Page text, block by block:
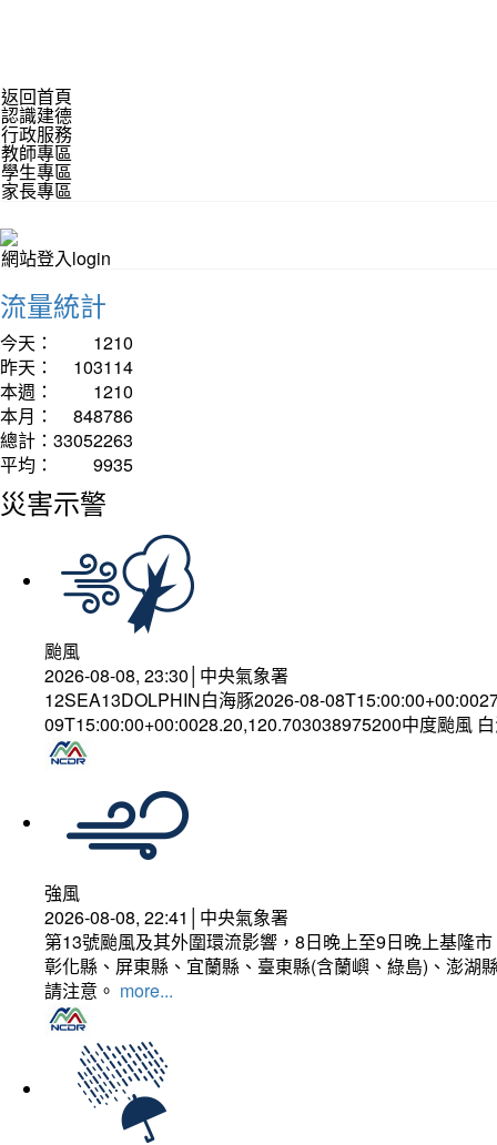
返回首頁
認識建德
行政服務
教師專區
學生專區
家長專區
網站登入login
流量統計
今天：
1210
昨天：
103114
本週：
1210
本月：
848786
總計： 33052263
平均：
9935
災害示警
颱風
2026-08-08, 23:30│中央氣象署
12SEA13DOLPHIN白海豚2026-08-
09T15:00:00+00:0028.20,120.703038975200中度颱風
強風
2026-08-08, 22:41│中央氣象署
第13號颱風及其外圍環流影響，8日晚上至9日晚上基隆
彰化縣、屏東縣、宜蘭縣、臺東縣(含蘭嶼、綠島)、澎湖
請注意。 more...